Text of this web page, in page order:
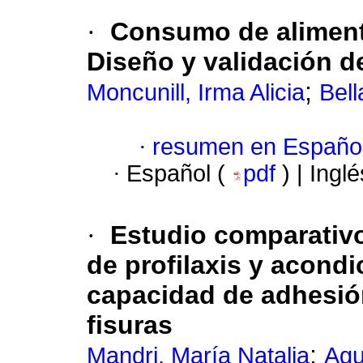
·
Consumo de
Diseño y validación
Moncunill, Irma Alicia;
· resumen en
· Español ( pdf ) |
·
Estudio
de profilaxis y
capacidad de
fisuras
Mandri, María Natalia;